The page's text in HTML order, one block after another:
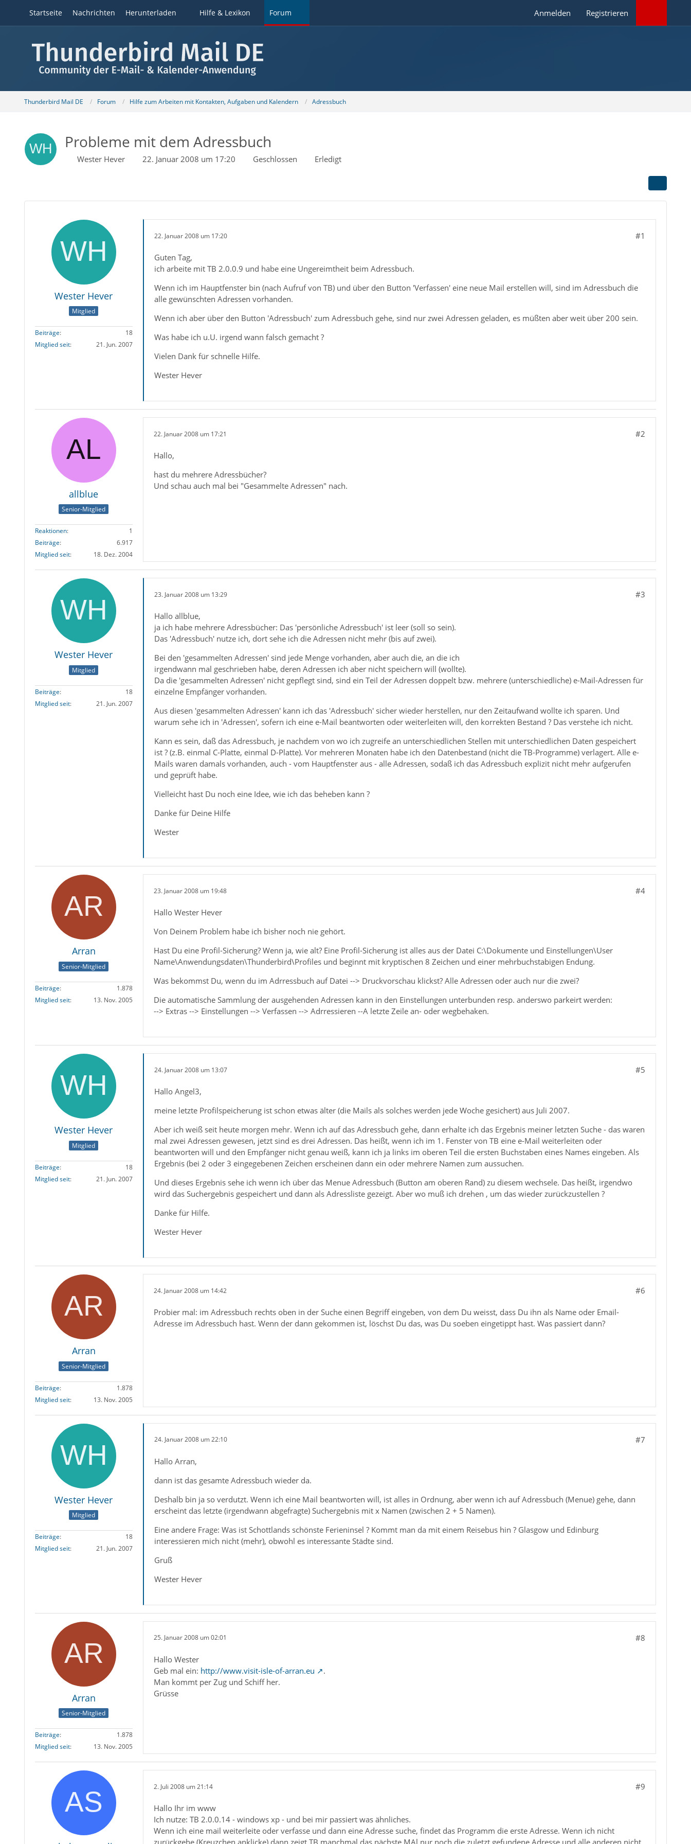
Startseite Nachrichten Herunterladen Hilfe & Lexikon Forum Anmelden Registrieren
Thunderbird Mail DE Forum Hilfe zum Arbeiten mit Kontakten, Aufgaben und Kalendern Adressbuch
Probleme mit dem Adressbuch
Wester Hever 22. Januar 2008 um 17:20 Geschlossen Erledigt
Wester Hever
Mitglied
Beiträge
18
Mitglied seit
21. Jun. 2007
22. Januar 2008 um 17:20 #1
Guten Tag,
ich arbeite mit TB 2.0.0.9 und habe eine Ungereimtheit beim Adressbuch.
Wenn ich im Hauptfenster bin (nach Aufruf von TB) und über den Button 'Verfassen' eine neue Mail erstellen will, sind im Adressbuch die
alle gewünschten Adressen vorhanden.
Wenn ich aber über den Button 'Adressbuch' zum Adressbuch gehe, sind nur zwei Adressen geladen, es müßten aber weit über 200 sein.
Was habe ich u.U. irgend wann falsch gemacht ?
Vielen Dank für schnelle Hilfe.
Wester Hever
allblue
Senior-Mitglied
Reaktionen
1
Beiträge
6.917
Mitglied seit
18. Dez. 2004
22. Januar 2008 um 17:21 #2
Hallo,
hast du mehrere Adressbücher?
Und schau auch mal bei "Gesammelte Adressen" nach.
Wester Hever
Mitglied
Beiträge
18
Mitglied seit
21. Jun. 2007
23. Januar 2008 um 13:29 #3
Hallo allblue,
ja ich habe mehrere Adressbücher: Das 'persönliche Adressbuch' ist leer (soll so sein).
Das 'Adressbuch' nutze ich, dort sehe ich die Adressen nicht mehr (bis auf zwei).
Bei den 'gesammelten Adressen' sind jede Menge vorhanden, aber auch die, an die ich
irgendwann mal geschrieben habe, deren Adressen ich aber nicht speichern will (wollte).
Da die 'gesammelten Adressen' nicht gepflegt sind, sind ein Teil der Adressen doppelt bzw. mehrere (unterschiedliche) e-Mail-Adressen für
einzelne Empfänger vorhanden.
Aus diesen 'gesammelten Adressen' kann ich das 'Adressbuch' sicher wieder herstellen, nur den Zeitaufwand wollte ich sparen. Und
warum sehe ich in 'Adressen', sofern ich eine e-Mail beantworten oder weiterleiten will, den korrekten Bestand ? Das verstehe ich nicht.
Kann es sein, daß das Adressbuch, je nachdem von wo ich zugreife an unterschiedlichen Stellen mit unterschiedlichen Daten gespeichert
ist ? (z.B. einmal C-Platte, einmal D-Platte). Vor mehreren Monaten habe ich den Datenbestand (nicht die TB-Programme) verlagert. Alle e-
Mails waren damals vorhanden, auch - vom Hauptfenster aus - alle Adressen, sodaß ich das Adressbuch explizit nicht mehr aufgerufen
und geprüft habe.
Vielleicht hast Du noch eine Idee, wie ich das beheben kann ?
Danke für Deine Hilfe
Wester
Arran
Senior-Mitglied
Beiträge
1.878
Mitglied seit
13. Nov. 2005
23. Januar 2008 um 19:48 #4
Hallo Wester Hever
Von Deinem Problem habe ich bisher noch nie gehört.
Hast Du eine Profil-Sicherung? Wenn ja, wie alt? Eine Profil-Sicherung ist alles aus der Datei C:\Dokumente und Einstellungen\User
Name\Anwendungsdaten\Thunderbird\Profiles und beginnt mit kryptischen 8 Zeichen und einer mehrbuchstabigen Endung.
Was bekommst Du, wenn du im Adrressbuch auf Datei --> Druckvorschau klickst? Alle Adressen oder auch nur die zwei?
Die automatische Sammlung der ausgehenden Adressen kann in den Einstellungen unterbunden resp. anderswo parkeirt werden:
--> Extras --> Einstellungen --> Verfassen --> Adrressieren --A letzte Zeile an- oder wegbehaken.
Wester Hever
Mitglied
Beiträge
18
Mitglied seit
21. Jun. 2007
24. Januar 2008 um 13:07 #5
Hallo Angel3,
meine letzte Profilspeicherung ist schon etwas älter (die Mails als solches werden jede Woche gesichert) aus Juli 2007.
Aber ich weiß seit heute morgen mehr. Wenn ich auf das Adressbuch gehe, dann erhalte ich das Ergebnis meiner letzten Suche - das waren
mal zwei Adressen gewesen, jetzt sind es drei Adressen. Das heißt, wenn ich im 1. Fenster von TB eine e-Mail weiterleiten oder
beantworten will und den Empfänger nicht genau weiß, kann ich ja links im oberen Teil die ersten Buchstaben eines Names eingeben. Als
Ergebnis (bei 2 oder 3 eingegebenen Zeichen erscheinen dann ein oder mehrere Namen zum aussuchen.
Und dieses Ergebnis sehe ich wenn ich über das Menue Adressbuch (Button am oberen Rand) zu diesem wechsele. Das heißt, irgendwo
wird das Suchergebnis gespeichert und dann als Adressliste gezeigt. Aber wo muß ich drehen , um das wieder zurückzustellen ?
Danke für Hilfe.
Wester Hever
Arran
Senior-Mitglied
Beiträge
1.878
Mitglied seit
13. Nov. 2005
24. Januar 2008 um 14:42 #6
Probier mal: im Adressbuch rechts oben in der Suche einen Begriff eingeben, von dem Du weisst, dass Du ihn als Name oder Email-
Adresse im Adressbuch hast. Wenn der dann gekommen ist, löschst Du das, was Du soeben eingetippt hast. Was passiert dann?
Wester Hever
Mitglied
Beiträge
18
Mitglied seit
21. Jun. 2007
24. Januar 2008 um 22:10 #7
Hallo Arran,
dann ist das gesamte Adressbuch wieder da.
Deshalb bin ja so verdutzt. Wenn ich eine Mail beantworten will, ist alles in Ordnung, aber wenn ich auf Adressbuch (Menue) gehe, dann
erscheint das letzte (irgendwann abgefragte) Suchergebnis mit x Namen (zwischen 2 + 5 Namen).
Eine andere Frage: Was ist Schottlands schönste Ferieninsel ? Kommt man da mit einem Reisebus hin ? Glasgow und Edinburg
interessieren mich nicht (mehr), obwohl es interessante Städte sind.
Gruß
Wester Hever
Arran
Senior-Mitglied
Beiträge
1.878
Mitglied seit
13. Nov. 2005
25. Januar 2008 um 02:01 #8
Hallo Wester
Geb mal ein: http://www.visit-isle-of-arran.eu
.
Man kommt per Zug und Schiff her.
Grüsse
2. Juli 2008 um 21:14 #9
Hallo Ihr im www
Ich nutze: TB 2.0.0.14 - windows xp - und bei mir passiert was ähnliches.
Wenn ich eine mail weiterleite oder verfasse und dann eine Adresse suche, findet das Programm die erste Adresse. Wenn ich nicht